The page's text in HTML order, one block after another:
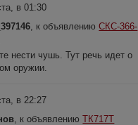
в 01:30
, к объявлениюСКС-366-
нести чушь. Тут речь идет о
оружии.
в 22:27
, к объявлениюТК717Т